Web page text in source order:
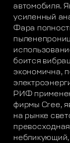
автомобиля.
усиленный
Фара
боится
экономична,
РИФ
фирмы Cree,
на рынке
небликующий,